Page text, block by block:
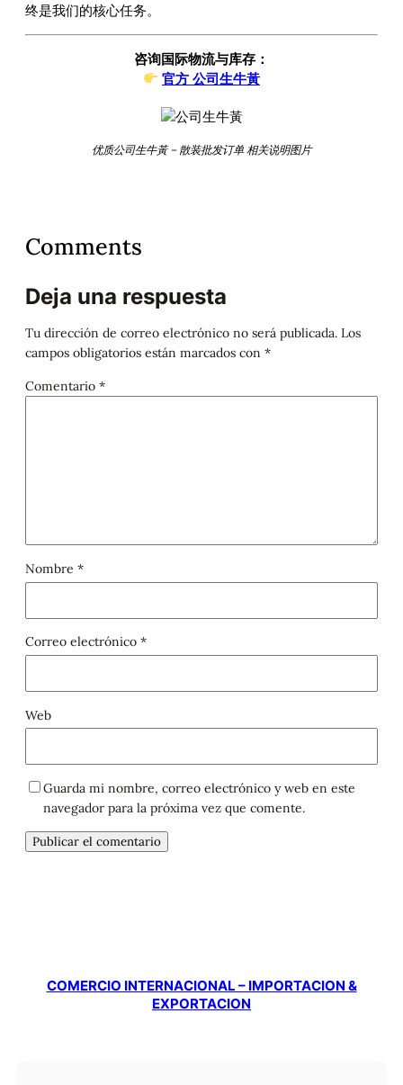
终是我们的核心任务。
咨询国际物流与库存：
官方 公司生牛黃
优质公司生牛黃 – 散装批发订单 相关说明图片
Comments
Deja una respuesta
Tu dirección de correo electrónico no será publicada. Los
campos obligatorios están marcados con *
Comentario *
Nombre *
Correo electrónico *
Web
Guarda mi nombre, correo electrónico y web en este
navegador para la próxima vez que comente.
COMERCIO INTERNACIONAL – IMPORTACION &
EXPORTACION